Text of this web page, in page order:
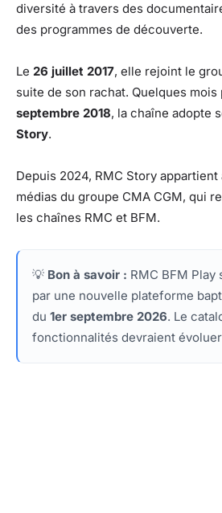
diversité à travers des
des programmes de découverte.
Le 26 juillet 2017, elle rejoint le
suite de son rachat. Quelques mois
septembre 2018, la chaîne adopte
Story.
Depuis 2024, RMC Story appartient
médias du groupe CMA CGM, qui
les chaînes RMC et BFM.
💡 Bon à savoir : RMC BFM Play
par une nouvelle plateforme
du 1er septembre 2026. Le
fonctionnalités devraient